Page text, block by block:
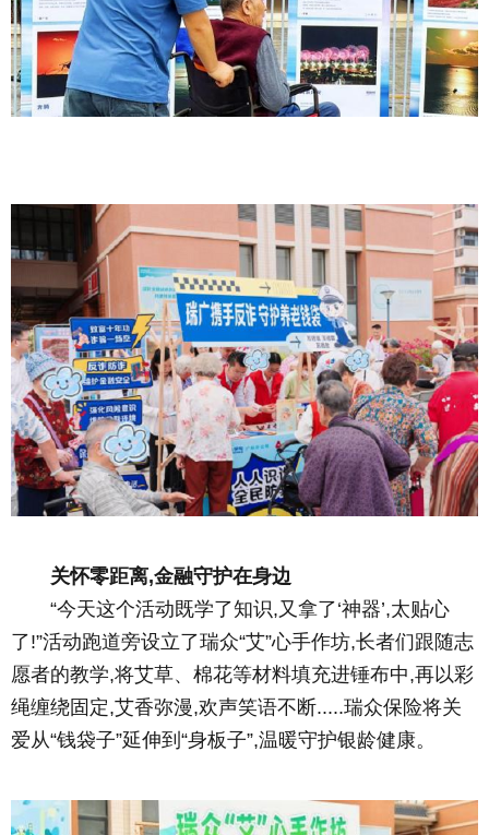
关怀零距离,金融守护在身边
“今天这个活动既学了知识,又拿了‘神器’,太贴心
了!”活动跑道旁设立了瑞众“艾”心手作坊,长者们跟随志
愿者的教学,将艾草、棉花等材料填充进锤布中,再以彩
绳缠绕固定,艾香弥漫,欢声笑语不断.....瑞众保险将关
爱从“钱袋子”延伸到“身板子”,温暖守护银龄健康。